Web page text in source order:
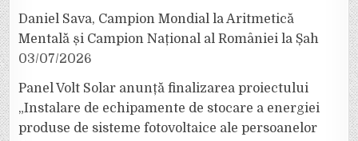
Daniel Sava, Campion Mondial la Aritmetică
Mentală și Campion Național al României la Șah
03/07/2026
Panel Volt Solar anunță finalizarea proiectului
„Instalare de echipamente de stocare a energiei
produse de sisteme fotovoltaice ale persoanelor